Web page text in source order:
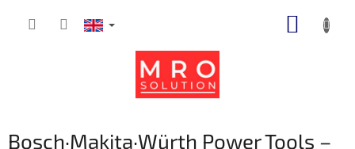
Bosch·Makita·Würth Power Tools –